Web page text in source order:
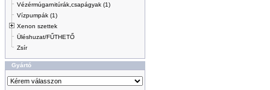
Vézérmúgarnitúrák,csapágyak (1)
Vízpumpák (1)
Xenon szettek
Üléshuzat/FŰTHETŐ
Zsír
Gyártó